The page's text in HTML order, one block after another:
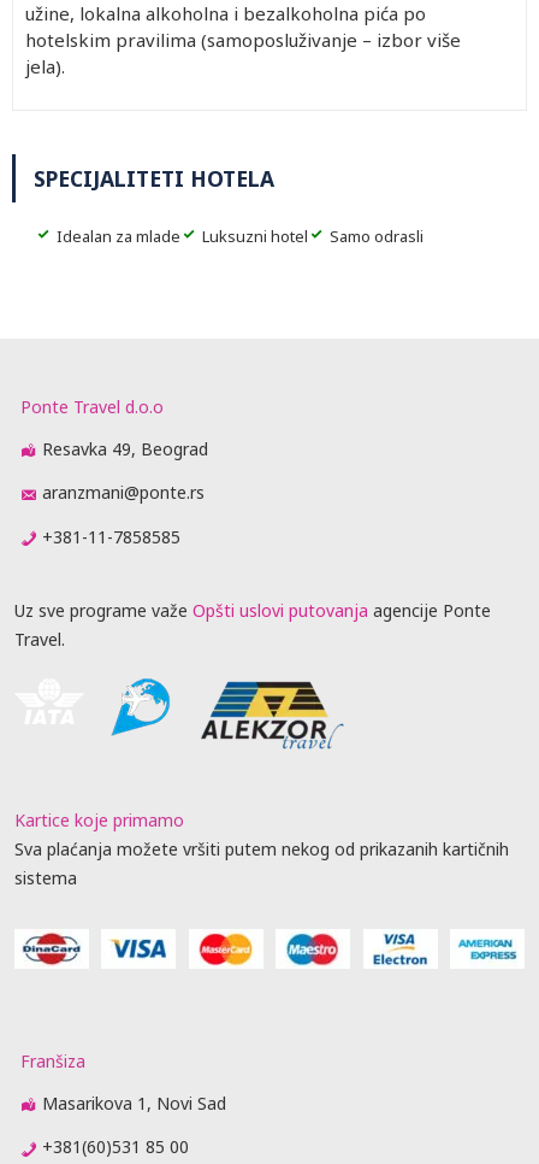
užine, lokalna alkoholna i bezalkoholna pića po
hotelskim pravilima (samoposluživanje – izbor više
jela).
SPECIJALITETI HOTELA
Idealan za mlade Luksuzni hotel Samo odrasli
Ponte Travel d.o.o
Resavka 49, Beograd
aranzmani@ponte.rs
+381-11-7858585
Uz sve programe važe Opšti uslovi putovanja agencije Ponte
Travel.
Kartice koje primamo
Sva plaćanja možete vršiti putem nekog od prikazanih kartičnih
sistema
Franšiza
Masarikova 1, Novi Sad
+381(60)531 85 00